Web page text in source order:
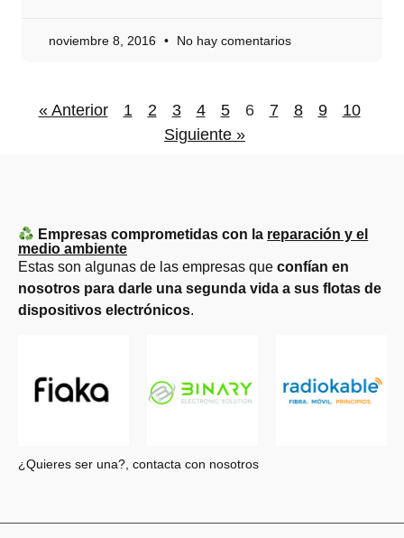
noviembre 8, 2016 No hay comentarios
« Anterior 1 2 3 4 5 6 7 8 9
10
Siguiente »
Empresas comprometidas con la reparación y el
medio ambiente
Estas son algunas de las empresas que confían en
nosotros para darle una segunda vida a sus flotas de
dispositivos electrónicos.
¿Quieres ser una?, contacta con nosotros